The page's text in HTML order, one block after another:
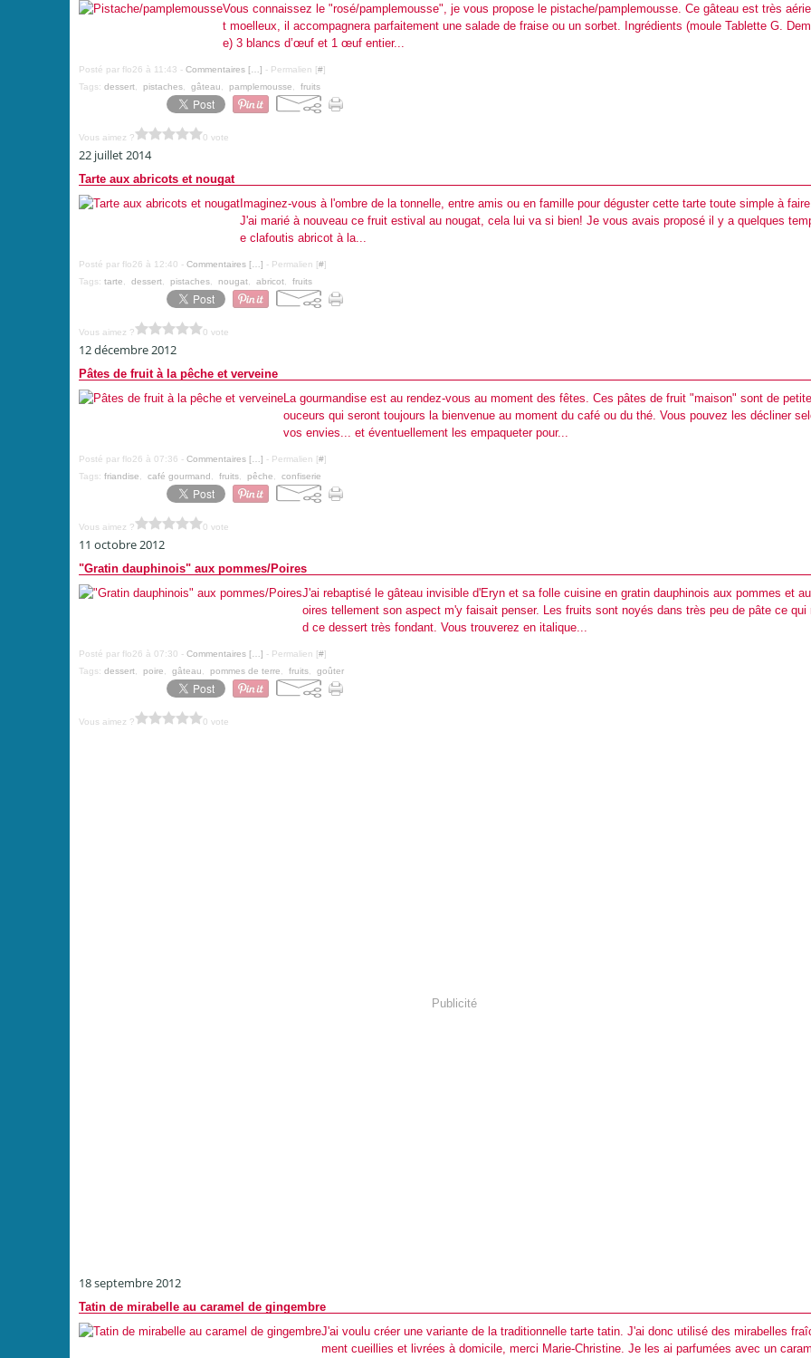
Vous connaissez le "rosé/pamplemousse", je vous propose le pistache/pamplemousse. Ce gâteau est très
t moelleux, il accompagnera parfaitement une salade de fraise ou un sorbet. Ingrédients (moule Tablette G.
e) 3 blancs d’œuf et 1 œuf entier...
Posté par flo26 à 11:43 - Commentaires [ ] - Permalien [#]
Tags: dessert pistaches gâteau pamplemousse fruits
Vous aimez ? 0 vote
22 juillet 2014
Tarte aux abricots et nougat
Imaginez-vous à l'ombre de la tonnelle, entre amis ou en famille pour déguster cette tarte toute simple à
J'ai marié à nouveau ce fruit estival au nougat, cela lui va si bien! Je vous avais proposé il y a quelques
e clafoutis abricot à la...
Posté par flo26 à 12:40 - Commentaires [ ] - Permalien [#]
Tags: tarte dessert pistaches nougat abricot fruits
Vous aimez ? 0 vote
12 décembre 2012
Pâtes de fruit à la pêche et verveine
La gourmandise est au rendez-vous au moment des fêtes. Ces pâtes de fruit "maison" sont de
ouceurs qui seront toujours la bienvenue au moment du café ou du thé. Vous pouvez les décliner
vos envies... et éventuellement les empaqueter pour...
Posté par flo26 à 07:36 - Commentaires [ ] - Permalien [#]
Tags: friandise café gourmand fruits pêche confiserie
Vous aimez ? 0 vote
11 octobre 2012
"Gratin dauphinois" aux pommes/Poires
J'ai rebaptisé le gâteau invisible d'Eryn et sa folle cuisine en gratin dauphinois aux pommes et
oires tellement son aspect m'y faisait penser. Les fruits sont noyés dans très peu de pâte ce qui
d ce dessert très fondant. Vous trouverez en italique...
Posté par flo26 à 07:30 - Commentaires [ ] - Permalien [#]
Tags: dessert poire gâteau pommes de terre fruits goûter
Vous aimez ? 0 vote
Publicité
18 septembre 2012
Tatin de mirabelle au caramel de gingembre
J'ai voulu créer une variante de la traditionnelle tarte tatin. J'ai donc utilisé des mirabelles
ment cueillies et livrées à domicile, merci Marie-Christine. Je les ai parfumées avec un